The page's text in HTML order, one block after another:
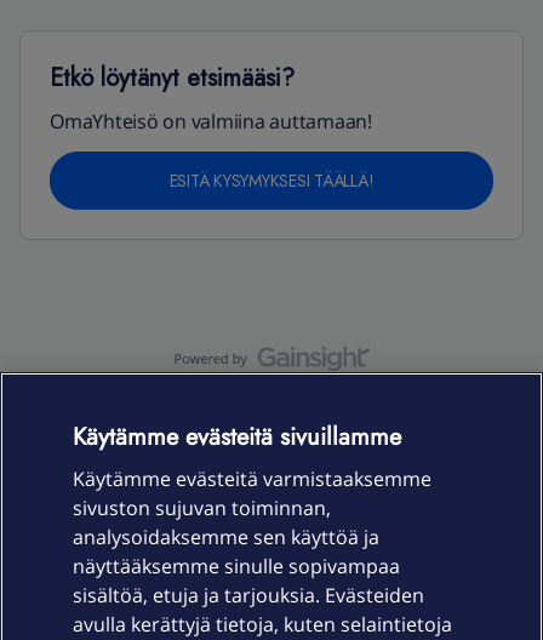
Etkö löytänyt etsimääsi?
OmaYhteisö on valmiina auttamaan!
ESITÄ KYSYMYKSESI TÄÄLLÄ!
Laitteet & liittymät
Palvelut
Käytämme evästeitä sivuillamme
Käytämme evästeitä varmistaaksemme
sivuston sujuvan toiminnan,
analysoidaksemme sen käyttöä ja
näyttääksemme sinulle sopivampaa
sisältöä, etuja ja tarjouksia. Evästeiden
avulla kerättyjä tietoja, kuten selaintietoja